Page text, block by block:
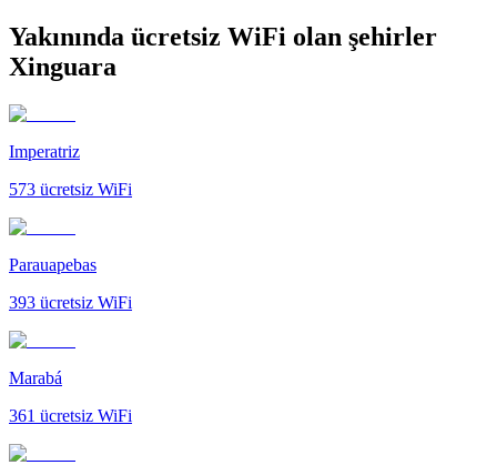
Yakınında ücretsiz WiFi olan şehirler
Xinguara
Imperatriz
573 ücretsiz WiFi
Parauapebas
393 ücretsiz WiFi
Marabá
361 ücretsiz WiFi